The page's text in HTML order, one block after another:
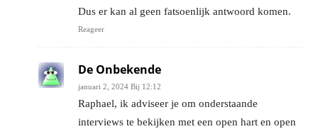
Dus er kan al geen fatsoenlijk antwoord komen.
Reageer
De Onbekende
januari 2, 2024 Bij 12:12
Raphael, ik adviseer je om onderstaande
interviews te bekijken met een open hart en open